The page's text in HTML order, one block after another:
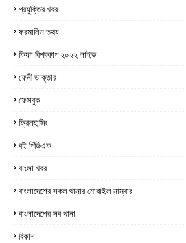
প্রযুক্তির খবর
ফরমালিন তথ্য
ফিফা বিশ্বকাপ ২০২২ লাইভ
ফেনী ডাক্তার
ফেসবুক
ফ্রিল্যান্সিং
বই পিডিএফ
বাংলা খবর
বাংলাদেশের সকল থানার মোবাইল নাম্বার
বাংলাদেশের সব থানা
বিকাশ